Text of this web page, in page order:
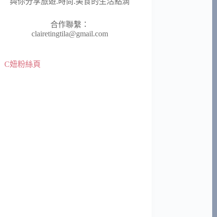
合作聯繫：
clairetingtila@gmail.com
C妞粉絲頁